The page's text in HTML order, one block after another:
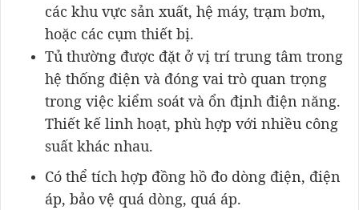
các khu vực sản xuất, hệ máy, trạm bơm,
hoặc các cụm thiết bị.
Tủ thường được đặt ở vị trí trung tâm trong
hệ thống điện và đóng vai trò quan trọng
trong việc kiểm soát và ổn định điện năng.
Thiết kế linh hoạt, phù hợp với nhiều công
suất khác nhau.
Có thể tích hợp đồng hồ đo dòng điện, điện
áp, bảo vệ quá dòng, quá áp.